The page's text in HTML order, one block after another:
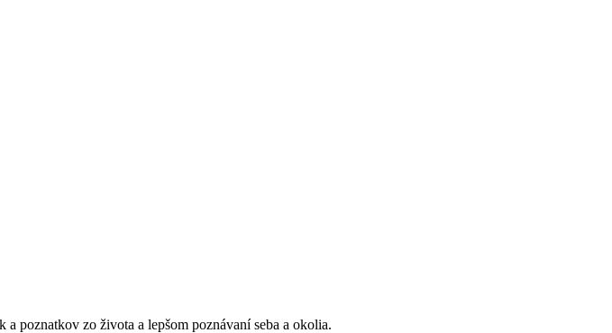
poznatkov zo života a lepšom poznávaní seba a okolia.